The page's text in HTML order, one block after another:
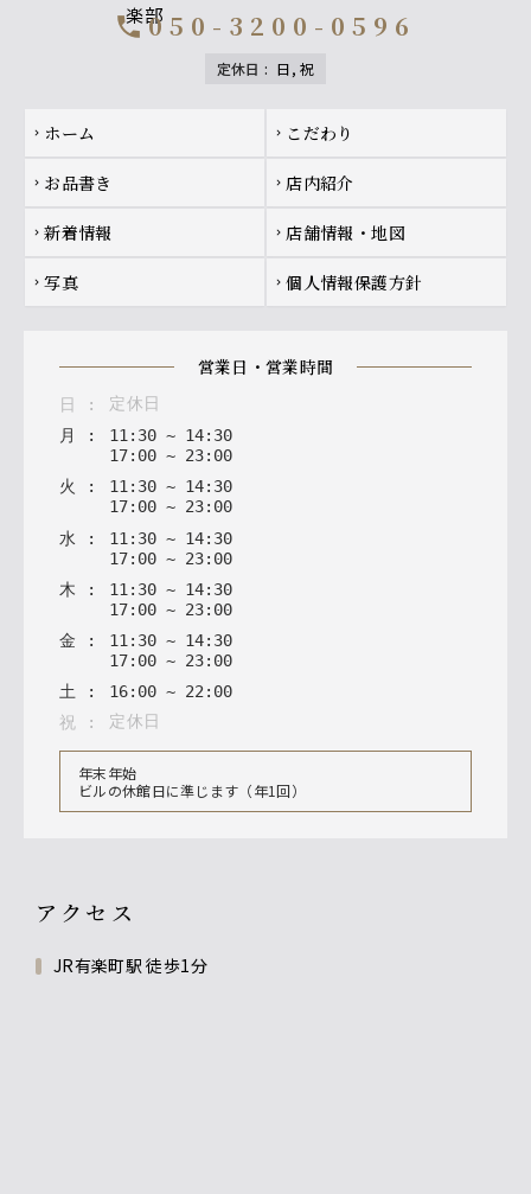
call050-3200-0596
定休日 : 日, 祝
Footer navigation
chevron_right ホーム chevron_right こだわり
chevron_right お品書き chevron_right 店内紹介
chevron_right 新着情報 chevron_right 店舗情報・地図
chevron_right 写真 chevron_right 個人情報保護方針
営業日・営業時間
日 :
定休日
月
: 11: 30 ~ 14: 30
17: 00 ~ 23: 00
火
: 11: 30 ~ 14: 30
17: 00 ~ 23: 00
水 : 11 : 30 ~ 14: 30
17: 00 ~ 23: 00
木 : 11 : 30 ~ 14: 30
17: 00 ~ 23: 00
金 : 11 : 30 ~ 14: 30
17: 00 ~ 23: 00
土 : 16: 00 ~ 22 : 00
祝 : 定休日
年末年始
ビルの休館日に準じます（年1回）
アクセス
JR有楽町駅 徒歩1分